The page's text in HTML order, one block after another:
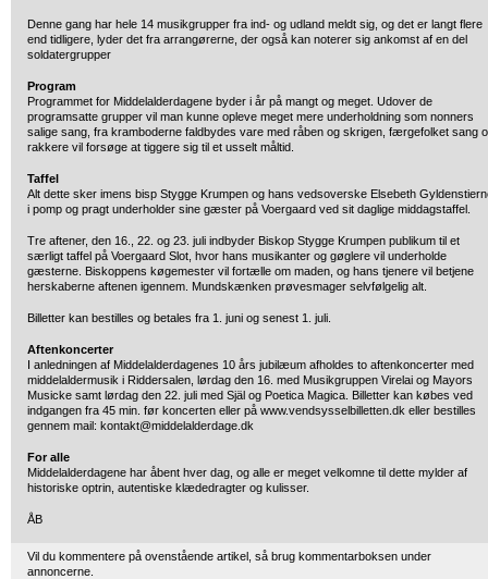
Denne gang har hele 14 musikgrupper fra ind- og udland meldt sig, og det er langt flere
end tidligere, lyder det fra arrangørerne, der også kan noterer sig ankomst af en del
soldatergrupper
Program
Programmet for Middelalderdagene byder i år på mangt og meget. Udover de
programsatte grupper vil man kunne opleve meget mere underholdning som nonners
salige sang, fra kramboderne faldbydes vare med råben og skrigen, færgefolket sang
rakkere vil forsøge at tiggere sig til et usselt måltid.
Taffel
Alt dette sker imens bisp Stygge Krumpen og hans vedsoverske Elsebeth
i pomp og pragt underholder sine gæster på Voergaard ved sit daglige middagstaffel.
Tre aftener, den 16., 22. og 23. juli indbyder Biskop Stygge Krumpen publikum til et
særligt taffel på Voergaard Slot, hvor hans musikanter og gøglere vil underholde
gæsterne. Biskoppens køgemester vil fortælle om maden, og hans tjenere vil betjene
herskaberne aftenen igennem. Mundskænken prøvesmager selvfølgelig alt.
Billetter kan bestilles og betales fra 1. juni og senest 1. juli.
Aftenkoncerter
I anledningen af Middelalderdagenes 10 års jubilæum afholdes to aftenkoncerter med
middelaldermusik i Riddersalen, lørdag den 16. med Musikgruppen Virelai og Mayors
Musicke samt lørdag den 22. juli med Själ og Poetica Magica. Billetter kan købes ved
indgangen fra 45 min. før koncerten eller på www.vendsysselbilletten.dk eller bestilles
gennem mail: kontakt@middelalderdage.dk
For alle
Middelalderdagene har åbent hver dag, og alle er meget velkomne til dette mylder af
historiske optrin, autentiske klædedragter og kulisser.
ÅB
Vil du kommentere på ovenstående artikel, så brug kommentarboksen under
annoncerne.